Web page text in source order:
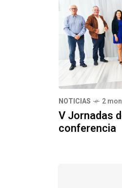
NOTICIAS 2
V Jornadas
conferencia